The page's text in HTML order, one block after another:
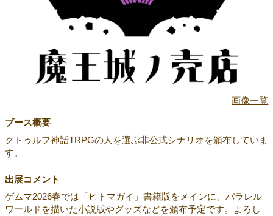
画像一覧
ブース概要
クトゥルフ神話TRPGの人を選ぶ非公式シナリオを頒布していま
す。
出展コメント
ゲムマ2026春では「ヒトマガイ」書籍版をメインに、パラレル
ワールドを描いた小説版やグッズなどを頒布予定です。よろし